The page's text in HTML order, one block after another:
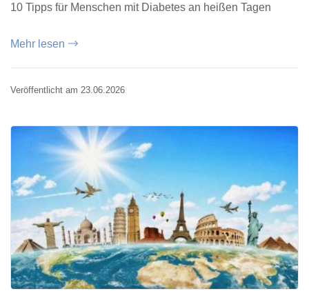
10 Tipps für Menschen mit Diabetes an heißen Tagen
Mehr lesen
Veröffentlicht am 23.06.2026